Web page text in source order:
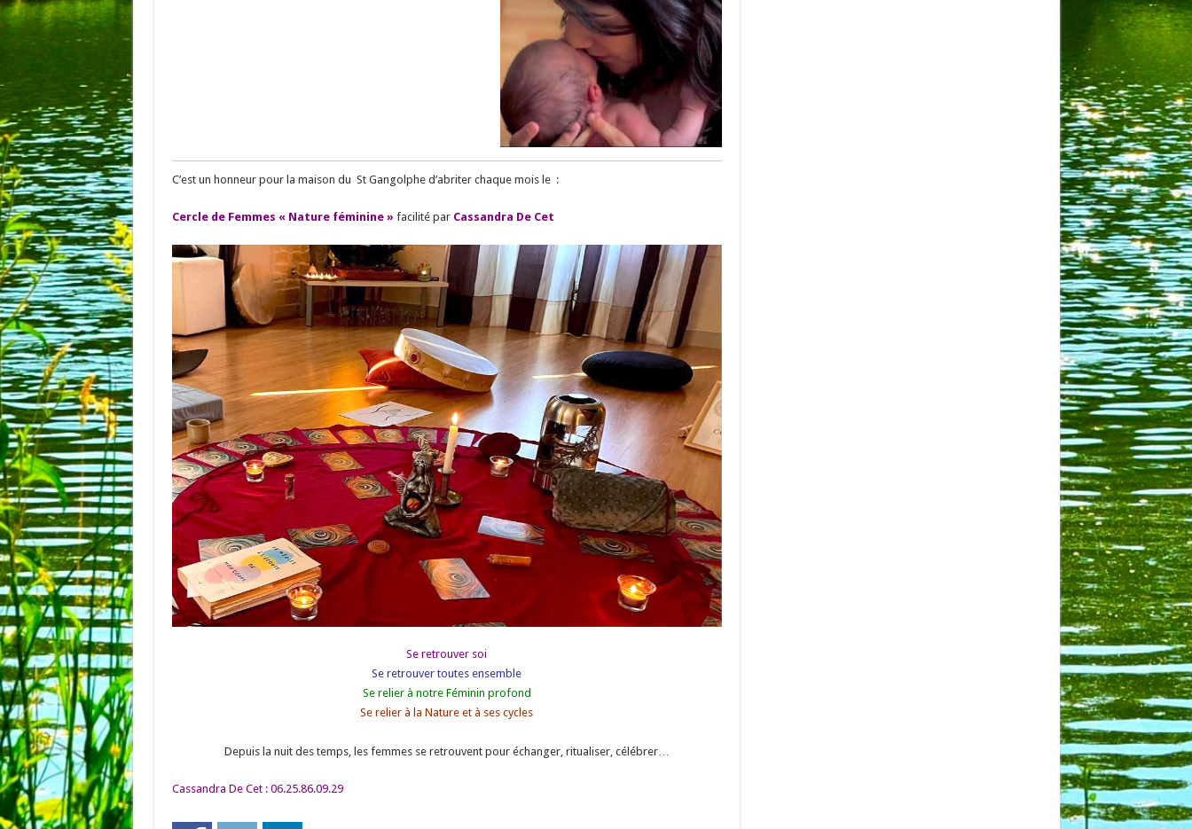
C’est un honneur pour la maison du St Gangolphe d’abriter chaque mois le :
Cercle de Femmes « Nature féminine » facilité par Cassandra De Cet
Se retrouver soi
Se retrouver toutes ensemble
Se relier à notre Féminin profond
Se relier à la Nature et à ses cycles
Depuis la nuit des temps, les femmes se retrouvent pour échanger, ritualiser, célébrer…
Cassandra De Cet : 06.25.86.09.29